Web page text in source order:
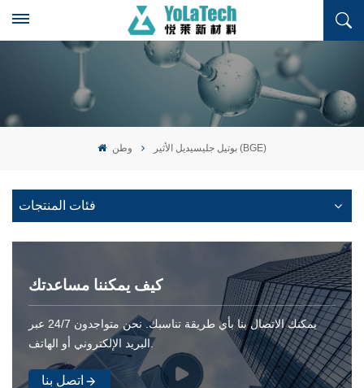
وطن بوتيل جليسيديل الأثير (BGE)
فئات المنتجات
كيف يمكننا مساعدتك
يمكنك الاتصال بنا بأي طريقة تناسبك. نحن متواجدون 24/7 عبر
البريد الإلكتروني أو الهاتف.
اتصل بنا